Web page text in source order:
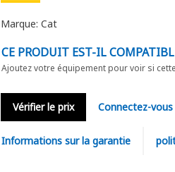
Marque: Cat
CE PRODUIT EST-IL
Ajoutez votre équipement pour voir si
Vérifier le prix Connectez-
Informations sur la garantie